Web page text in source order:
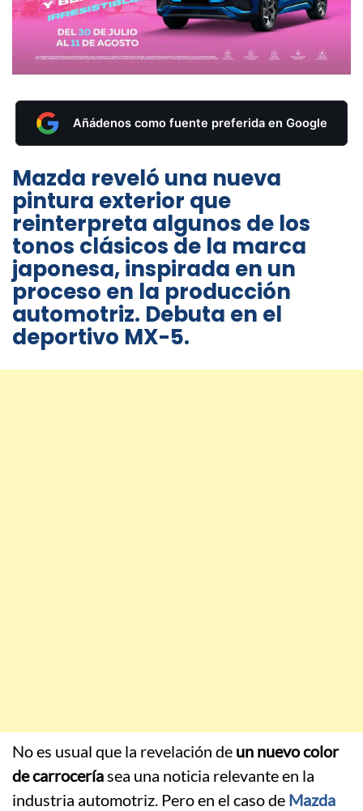
Añádenos como fuente preferida en Google
Mazda reveló una nueva
pintura exterior que
reinterpreta algunos de los
tonos clásicos de la marca
japonesa, inspirada en un
proceso en la producción
automotriz. Debuta en el
deportivo MX-5.
No es usual que la revelación de un nuevo color
de carroceríasea una noticia relevante en la
industria automotriz. Pero en el caso de Mazda